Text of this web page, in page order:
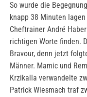
So wurde die
knapp 38 Minuten
Cheftrainer André
richtigen Worte finden.
Bravour, denn jetzt
Männer. Mamic und
Krzikalla verwandelte
Patrick Wiesmach traf